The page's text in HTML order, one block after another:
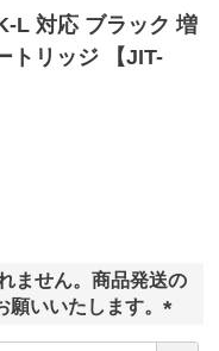
L 対応 ブラック 増
トリッジ 【JIT-
ません。商品発送の
願いいたします。
(